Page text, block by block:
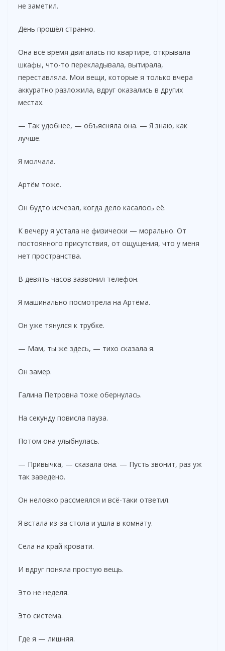
не заметил.
День прошёл странно.
Она всё время двигалась по квартире, открывала
шкафы, что-то перекладывала, вытирала,
переставляла. Мои вещи, которые я только вчера
аккуратно разложила, вдруг оказались в других
местах.
— Так удобнее, — объясняла она. — Я знаю, как
лучше.
Я молчала.
Артём тоже.
Он будто исчезал, когда дело касалось её.
К вечеру я устала не физически — морально. От
постоянного присутствия, от ощущения, что у меня
нет пространства.
В девять часов зазвонил телефон.
Я машинально посмотрела на Артёма.
Он уже тянулся к трубке.
— Мам, ты же здесь, — тихо сказала я.
Он замер.
Галина Петровна тоже обернулась.
На секунду повисла пауза.
Потом она улыбнулась.
— Привычка, — сказала она. — Пусть звонит, раз уж
так заведено.
Он неловко рассмеялся и всё-таки ответил.
Я встала из-за стола и ушла в комнату.
Села на край кровати.
И вдруг поняла простую вещь.
Это не неделя.
Это система.
Где я — лишняя.